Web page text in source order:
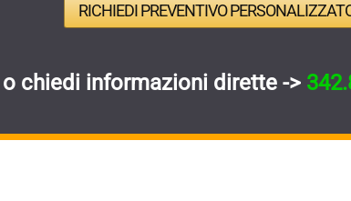
RICHIEDI PREVENTIVO
o chiedi informazioni dirette ->